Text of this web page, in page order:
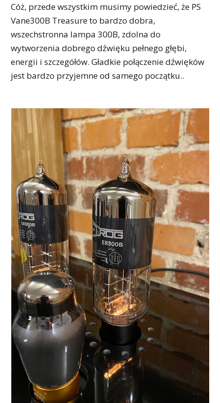
Cóż, przede wszystkim musimy powiedzieć, że PS
Vane300B Treasure to bardzo dobra,
wszechstronna lampa 300B, zdolna do
wytworzenia dobrego dźwięku pełnego głębi,
energii i szczegółów. Gładkie połączenie dźwięków
jest bardzo przyjemne od samego początku..